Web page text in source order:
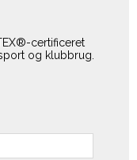
certificeret
og klubbrug.